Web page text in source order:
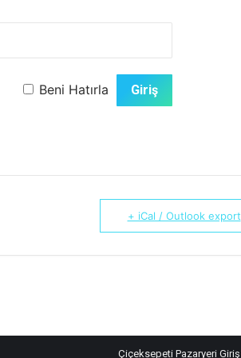
Beni Hatırla
+ iCal / Outlook export
Çiçeksepeti Pazaryeri Giriş